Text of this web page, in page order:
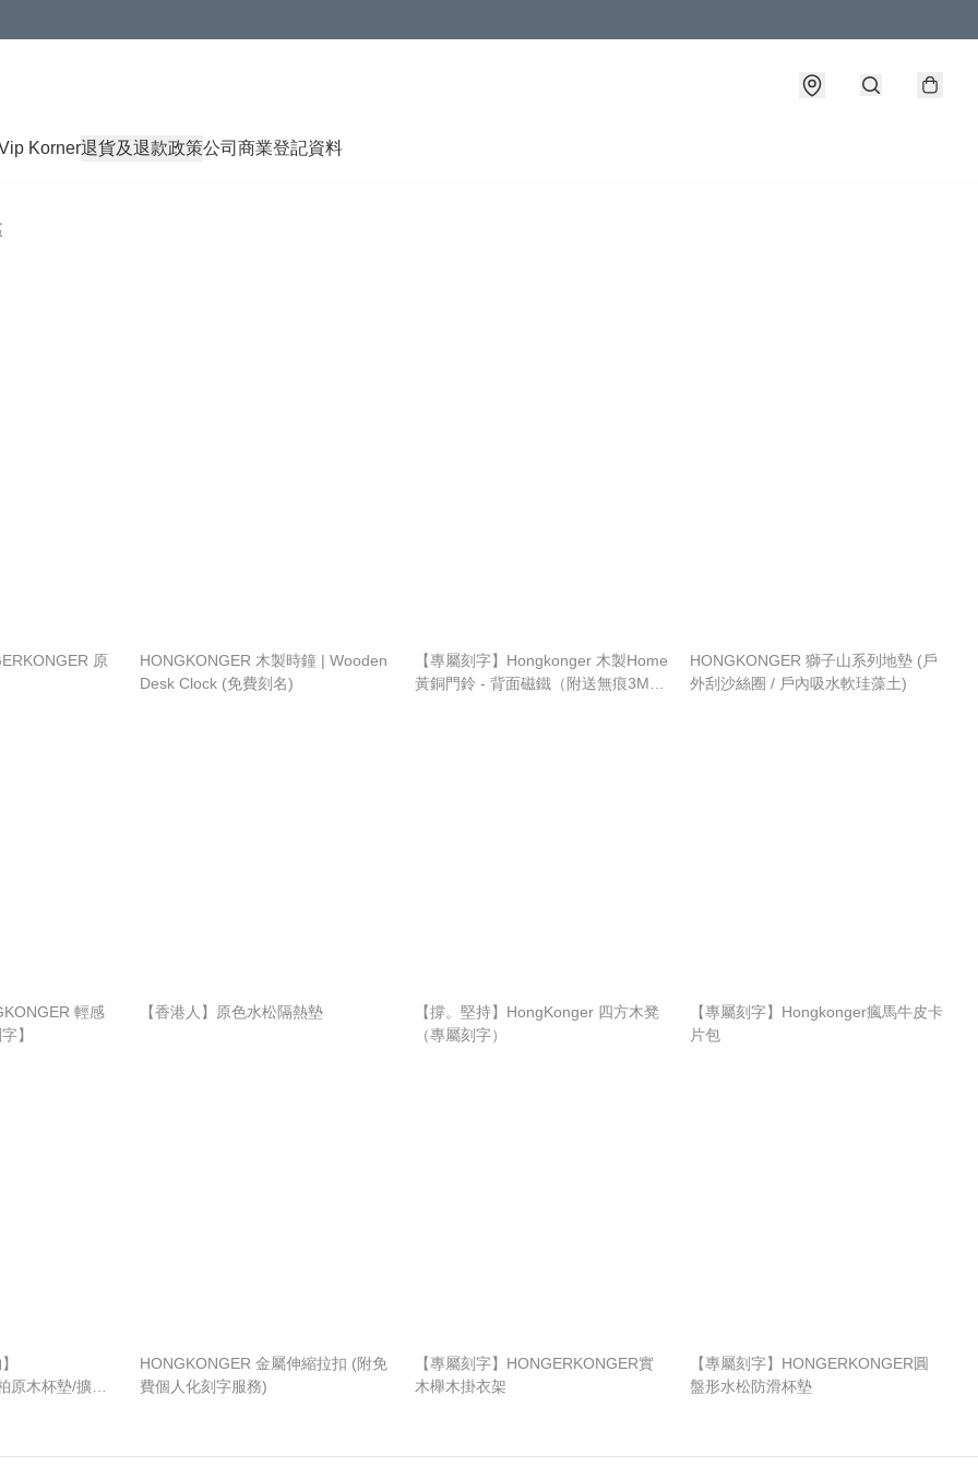
Korner退貨及退款政策公司商業登記資料
原
HONGKONGER 木製時鐘 | Wooden
Desk Clock (免費刻名)
【專屬刻字】Hongkonger 木製Home
黃銅門鈴 - 背面磁鐵（附送無痕3M
HONGKONGER 獅子山系列地墊 (戶
外刮沙絲圈 / 戶內吸水軟珪藻土)
輕感
】
【香港人】原色水松隔熱墊
​【撐。堅持】HongKonger 四方木凳
（專屬刻字）
【專屬刻字】Hongkonger瘋馬牛皮卡
片包
原木杯墊/擴香
HONGKONGER 金屬伸縮拉扣 (附免
費個人化刻字服務)
【專屬刻字】HONGERKONGER實
木櫸木掛衣架
【專屬刻字】HONGERKONGER圓
盤形水松防滑杯墊